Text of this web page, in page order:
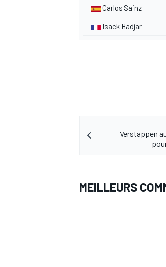
AUTRES CHAMPIONNATS
Carlos Sainz
Isack Hadjar
Verstappen
MEILLEURS